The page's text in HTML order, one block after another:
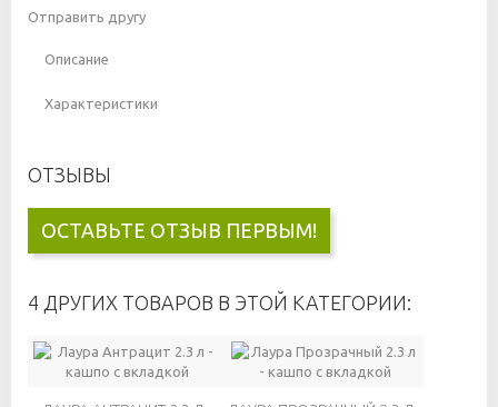
Отправить другу
Описание
Характеристики
ОТЗЫВЫ
ОСТАВЬТЕ ОТЗЫВ ПЕРВЫМ!
4 ДРУГИХ ТОВАРОВ В ЭТОЙ КАТЕГОРИИ: